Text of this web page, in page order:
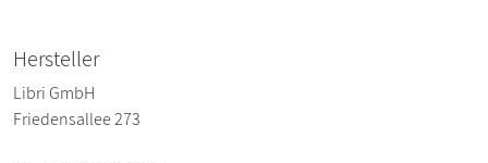
Hersteller
Libri GmbH
Friedensallee 273